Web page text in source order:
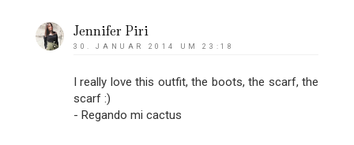
Jennifer Piri
30. JANUAR 2014 UM 23:18
I really love this outfit, the boots, the scarf, the
scarf :)
- Regando mi cactus